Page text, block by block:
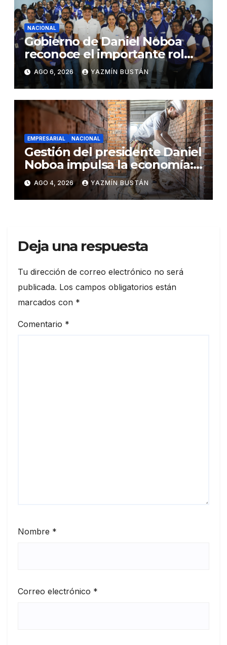
NACIONAL
Gobierno de Daniel Noboa
reconoce el importante rol
que cumplen educadoras del
servicio Creciendo con
Nuestros Hijos en beneficio
de la niñez
AGO 6, 2026 YAZMÍN BUSTÁN
EMPRESARIAL NACIONAL
Gestión del presidente Daniel
Noboa impulsa la economía:
ventas superan los USD
25.600 millones y crecen
16,7% en julio
AGO 4, 2026 YAZMÍN BUSTÁN
Deja una respuesta
Tu dirección de correo electrónico no será
publicada. Los campos obligatorios están
marcados con *
Comentario *
Nombre *
Correo electrónico *